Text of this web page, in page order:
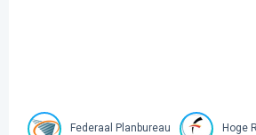
Federaal Planbureau Hoge